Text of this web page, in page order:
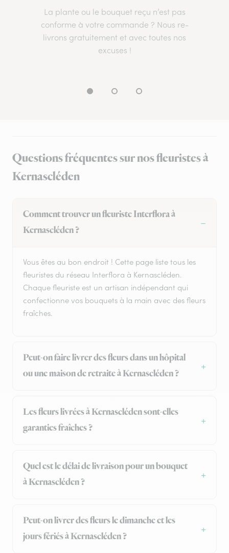
La plante ou le bouquet reçu n’est pas
conforme à votre commande ? Nous re-
livrons gratuitement et avec toutes nos
excuses !
Questions fréquentes sur nos fleuristes à
Kernascléden
Comment trouver un fleuriste Interflora à
Kernascléden ?
Vous êtes au bon endroit ! Cette page liste tous les
fleuristes du réseau Interflora à Kernascléden.
Chaque fleuriste est un artisan indépendant qui
confectionne vos bouquets à la main avec des fleurs
fraîches.
Peut-on faire livrer des fleurs dans un hôpital
ou une maison de retraite à Kernascléden ?
Les fleurs livrées à Kernascléden sont-elles
garanties fraîches ?
Quel est le délai de livraison pour un bouquet
à Kernascléden ?
Peut-on livrer des fleurs le dimanche et les
jours fériés à Kernascléden ?